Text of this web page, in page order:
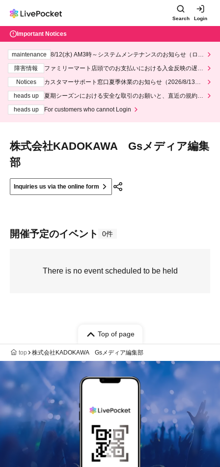
Search Login
Important Notices
maintenance
8/12(水) AM3時～システムメンテナンスのお知らせ（ロー
障害情報
ファミリーマート店頭でのお支払いにおける入金反映の遅延
Notices
カスタマーサポート窓口夏季休業のお知らせ（2026/8/13～2
heads up
夏期シーズンにおける安全な取引のお願いと、直近の規約違
heads up
For customers who cannot Login
株式会社KADOKAWA Gsメディア編集
部
Inquiries us via the online form
開催予定のイベント 0件
There is no event scheduled to be held
Top of page
top 株式会社KADOKAWA Gsメディア編集部